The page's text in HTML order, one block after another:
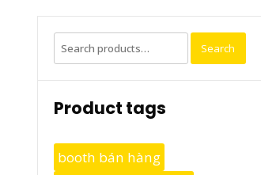
Search
for:
Search
Product tags
booth bán hàng